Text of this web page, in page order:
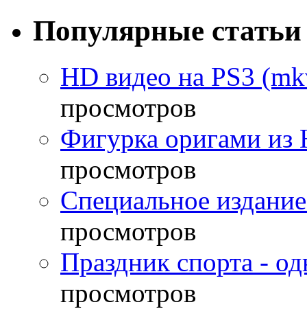
Популярные статьи
HD видео на PS3
просмотров
Фигурка оригами из
просмотров
Специальное
просмотров
Праздник спорта -
просмотров